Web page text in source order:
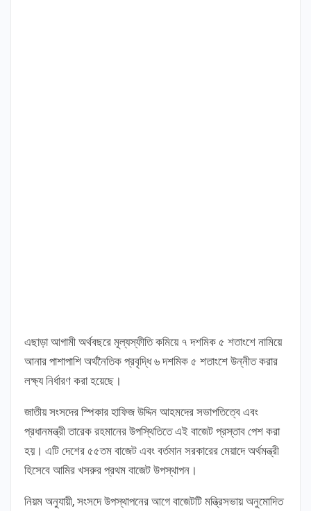
এছাড়া আগামী অর্থবছরে মূল্যস্ফীতি কমিয়ে ৭ দশমিক ৫ শতাংশে নামিয়ে
আনার পাশাপাশি অর্থনৈতিক প্রবৃদ্ধি ৬ দশমিক ৫ শতাংশে উন্নীত করার
লক্ষ্য নির্ধারণ করা হয়েছে।
জাতীয় সংসদের স্পিকার হাফিজ উদ্দিন আহমদের সভাপতিত্বে এবং
প্রধানমন্ত্রী তারেক রহমানের উপস্থিতিতে এই বাজেট প্রস্তাব পেশ করা
হয়। এটি দেশের ৫৫তম বাজেট এবং বর্তমান সরকারের মেয়াদে অর্থমন্ত্রী
হিসেবে আমির খসরুর প্রথম বাজেট উপস্থাপন।
নিয়ম অনুযায়ী, সংসদে উপস্থাপনের আগে বাজেটটি মন্ত্রিসভায় অনুমোদিত